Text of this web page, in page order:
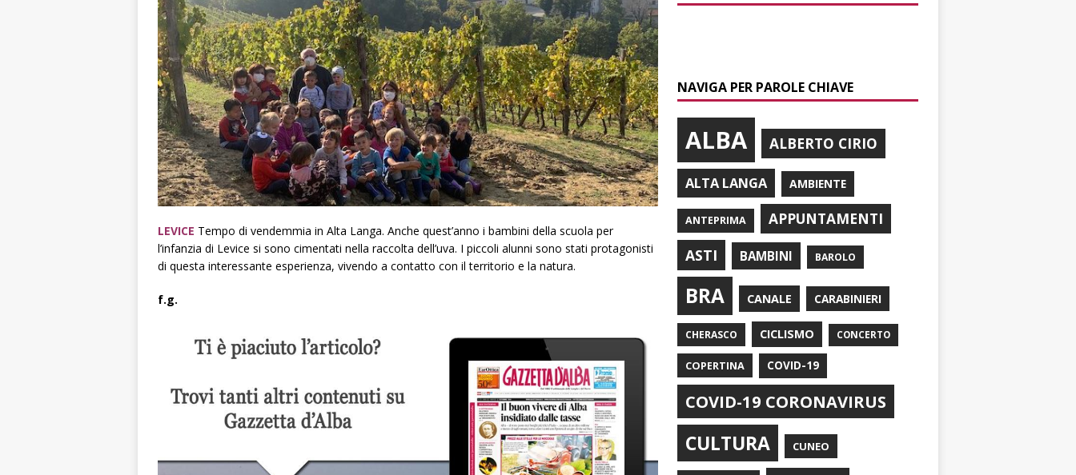
[ 7 Agosto 2026 ]
Dal 13 al 16 agosto a Priocca c’è la Sagra della costata di
vitello
PRIMO PIANO
[ 7 Agosto 2026 ] Rotary Club Bra: arriva il “Premio per l’Eccellenza” BRA
LEVICE Tempo di vendemmia in Alta Langa. Anche quest’anno i bambini della scuola per
l’infanzia di Levice si sono cimentati nella raccolta dell’uva. I piccoli alunni sono stati protagonisti
di questa interessante esperienza, vivendo a contatto con il territorio e la natura.
f.g.
NAVIGA PER PAROLE CHIAVE
ALBA ALBERTO CIRIO
ALTA LANGA AMBIENTE
ANTEPRIMA
APPUNTAMENTI
ASTI
BAMBINI BAROLO
BRA CANALE CARABINIERI
CHERASCO CICLISMO CONCERTO
COPERTINA COVID-19
COVID-19 CORONAVIRUS
CULTURA CUNEO